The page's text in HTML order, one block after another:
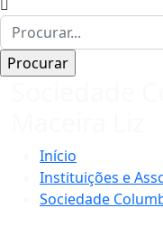
Início
Instituições e
Sociedade